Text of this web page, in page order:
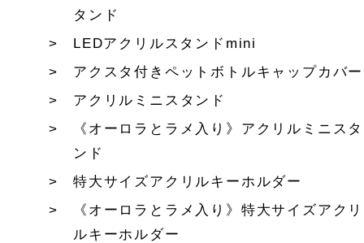
タンド
LEDアクリルスタンドmini
アクスタ付きペットボトルキャップカバー
アクリルミニスタンド
《オーロラとラメ入り》アクリルミニスタ
ンド
特大サイズアクリルキーホルダー
《オーロラとラメ入り》特大サイズアクリ
ルキーホルダー